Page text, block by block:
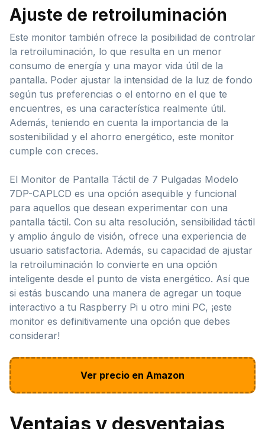
Ajuste de retroiluminación
Este monitor también ofrece la posibilidad de controlar
la retroiluminación, lo que resulta en un menor
consumo de energía y una mayor vida útil de la
pantalla. Poder ajustar la intensidad de la luz de fondo
según tus preferencias o el entorno en el que te
encuentres, es una característica realmente útil.
Además, teniendo en cuenta la importancia de la
sostenibilidad y el ahorro energético, este monitor
cumple con creces.
El Monitor de Pantalla Táctil de 7 Pulgadas Modelo
7DP-CAPLCD es una opción asequible y funcional
para aquellos que desean experimentar con una
pantalla táctil. Con su alta resolución, sensibilidad táctil
y amplio ángulo de visión, ofrece una experiencia de
usuario satisfactoria. Además, su capacidad de ajustar
la retroiluminación lo convierte en una opción
inteligente desde el punto de vista energético. Así que
si estás buscando una manera de agregar un toque
interactivo a tu Raspberry Pi u otro mini PC, ¡este
monitor es definitivamente una opción que debes
considerar!
Ver precio en Amazon
Ventajas y desventajas